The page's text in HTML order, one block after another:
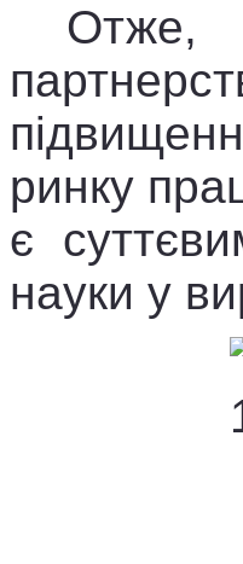
Отже,
ринку
є
науки у